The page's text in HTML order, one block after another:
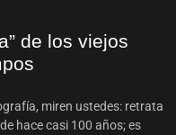
de los viejos
miren ustedes: retrata
hace casi 100 años; es